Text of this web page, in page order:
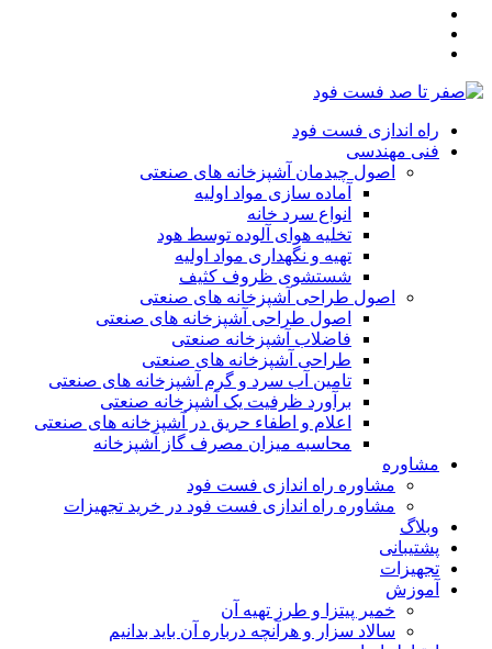
راه اندازی فست فود
فنی مهندسی
اصول چیدمان آشپزخانه های صنعتی
آماده سازی مواد اولیه
انواع سرد خانه
تخلیه هوای آلوده توسط هود
تهیه و نگهداری مواد اولیه
شستشوی ظروف کثیف
اصول طراحی آشپزخانه های صنعتی
اصول طراحی آشپزخانه های صنعتی
فاضلاب آشپزخانه صنعتی
طراحی آشپزخانه های صنعتی
تامین آب سرد و گرم آشپزخانه های صنعتی
برآورد ظرفیت یک آشپزخانه صنعتی
اعلام و اطفاء حریق در آشپزخانه های صنعتی
محاسبه میزان مصرف گاز آشپزخانه
مشاوره
مشاوره راه اندازی فست فود
مشاوره راه اندازی فست فود در خرید تجهیزات
وبلاگ
پشتیبانی
تجهیزات
آموزش
خمیر پیتزا و طرز تهیه آن
سالاد سزار و هرآنچه درباره آن باید بدانیم